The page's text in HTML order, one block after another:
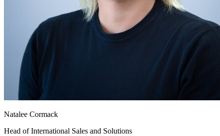
Natalee Cormack
Head of International Sales and Solutions